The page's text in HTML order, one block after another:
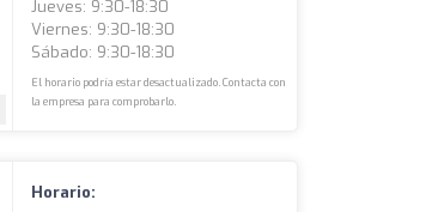
Jueves: 9:30-18:30
Viernes: 9:30-18:30
Sábado: 9:30-18:30
El horario podría estar desactualizado. Contacta con
la empresa para comprobarlo.
Horario: